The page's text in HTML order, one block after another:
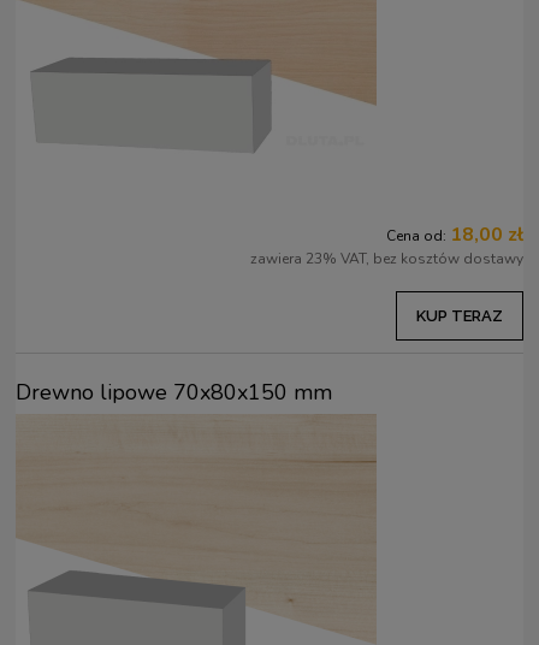
Cena od: 18,00 zł
zawiera 23% VAT, bez kosztów dostawy
KUP TERAZ
Drewno lipowe 70x80x150 mm